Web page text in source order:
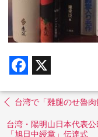
e
b
o
k
台湾で「雞腿のせ魯
台湾・陽明山日本代表
「旭日中綬章」伝達式